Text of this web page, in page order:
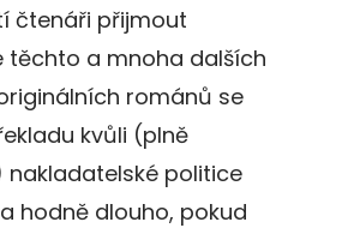
čtenáři přijmout
těchto a mnoha dalších
románů se
kvůli (plně
politice
hodně dlouho, pokud